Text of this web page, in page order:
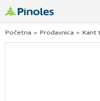
Početna > Prodavnica > Kant